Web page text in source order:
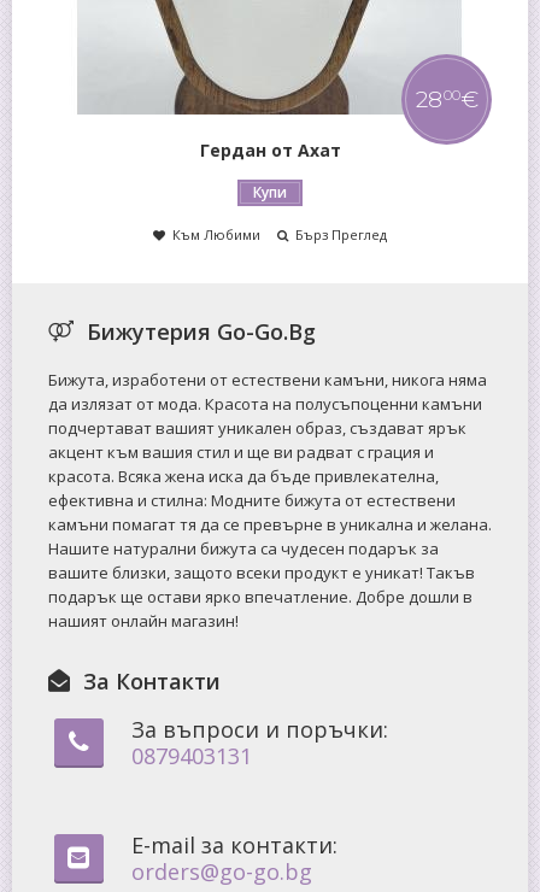
Гривна от Оникс
1500€
Купи
Към Любими Бърз Преглед
Бижутерия Go-Go.Bg
Бижута, изработени от естествени камъни, никога няма
да излязат от мода. Красота на полусъпоценни камъни
подчертават вашият уникален образ, създават ярък
акцент към вашия стил и ще ви радват с грация и
красота. Всяка жена иска да бъде привлекателна,
ефективна и стилна: Mодните бижута от естествени
камъни помагат тя да се превърне в уникална и желана.
Нашите натурални бижута са чудесен подарък за
вашите близки, защото всеки продукт е уникат! Такъв
подарък ще остави ярко впечатление. Добре дошли в
нашият онлайн магазин!
За Контакти
За въпроси и поръчки:
0879403131
E-mail за контакти:
orders@go-go.bg